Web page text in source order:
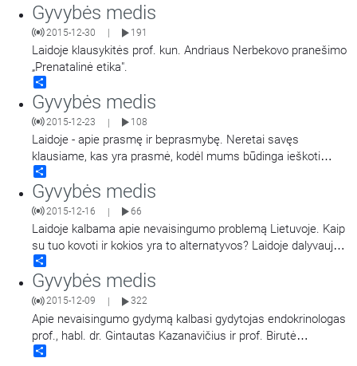
Gyvybės medis
2015-12-30 191
Laidoje klausykitės prof. kun. Andriaus Nerbekovo pranešimo
„Prenatalinė etika".
Gyvybės medis
2015-12-23 | 108
Laidoje - apie prasmę ir beprasmybę. Neretai savęs
klausiame, kas yra prasmė, kodėl mums būdinga ieškoti
prasmės savo gyvenime, kodėl patiriame beprasmybės
jausmus, - o gal tai irgi prasminga? Apie tai svarsto ir
diskutuoja psichologės dr. Vaiva Klimaitė ir Dovilė Grigienė.
Gyvybės medis
2015-12-16 | 66
Laidoje kalbama apie nevaisingumo problemą Lietuvoje. Kaip
su tuo kovoti ir kokios yra to alternatyvos? Laidoje dalyvauja
kun. prof. dr. Andrius Narbekovas, doc. dr. Benas Ulevičius ir
Vilniaus arkivyskupijos šeimos centro direktorius,
psichologas, psichoterapeutas Algirdas Petronis. Laidą veda
medicinos studentų
Gyvybės medis
2015-12-09 322
Apie nevaisingumo gydymą kalbasi gydytojas endokrinologas
prof., habl. dr. Gintautas Kazanavičius ir prof. Birutė
Obelenienė.